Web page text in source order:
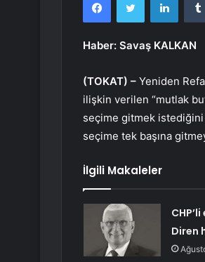
Haber: Savaş KALKAN
(TOKAT) – Yeniden
ilişkin verilen “mutlak
seçime gitmek istediğini
seçime tek başına
İlgili Makaleler
Diren